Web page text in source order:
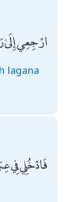
ارْجِعِي
lagana
فَادْخُلِي فِي